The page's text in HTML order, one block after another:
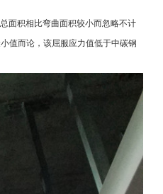
面积相比弯曲面积较小而忽略不计
值而论，该屈服应力值低于中碳钢